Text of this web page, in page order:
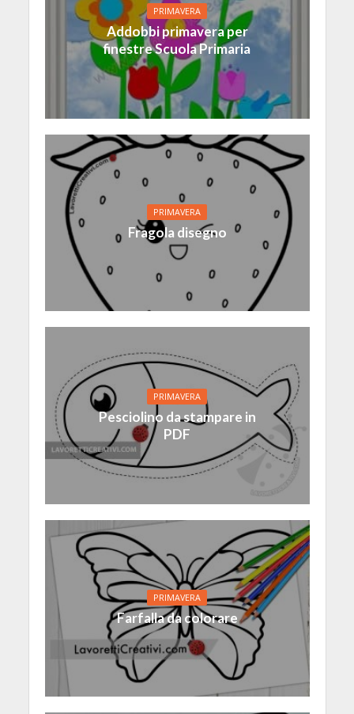
PRIMAVERA
Addobbi primavera per
finestre Scuola Primaria
PRIMAVERA
Fragola disegno
PRIMAVERA
Pesciolino da stampare in
PDF
PRIMAVERA
Farfalla da colorare